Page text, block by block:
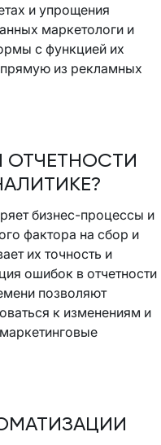
и упрощения
маркетологи и
с функцией их
из рекламных
ОТЧЕТНОСТИ
бизнес-процессы и
фактора на сбор и
их точность и
ошибок в отчетности
позволяют
к изменениям и